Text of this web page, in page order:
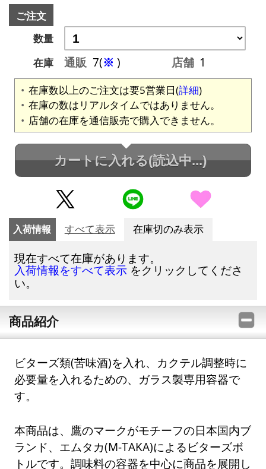
ご注文
数量
在庫
通販 7(※ ) 店舗 1
在庫数以上のご注文は要5営業日(詳細)
在庫の数はリアルタイムではありません。
店舗の在庫を通信販売で購入できません。
カートに入れる(読込中...)
入荷情報 すべて表示 在庫切のみ表示
現在すべて在庫があります。
入荷情報をすべて表示 をクリックしてくださ
い。
商品紹介
ビターズ類(苦味酒)を入れ、カクテル調整時に
必要量を入れるための、ガラス製専用容器で
す。
本商品は、鷹のマークがモチーフの日本国内ブ
ランド、エムタカ(M-TAKA)によるビターズボ
トルです。調味料の容器を中心に商品を展開し